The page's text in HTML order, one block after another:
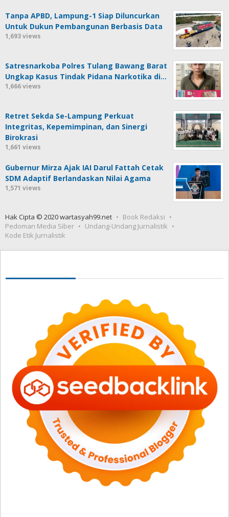
Tanpa APBD, Lampung-1 Siap Diluncurkan
Untuk Dukun Pembangunan Berbasis Data
1,693 views
Satresnarkoba Polres Tulang Bawang Barat
Ungkap Kasus Tindak Pidana Narkotika di…
1,666 views
Retret Sekda Se-Lampung Perkuat
Integritas, Kepemimpinan, dan Sinergi
Birokrasi
1,661 views
Gubernur Mirza Ajak IAI Darul Fattah Cetak
SDM Adaptif Berlandaskan Nilai Agama
1,571 views
Hak Cipta © 2020 wartasyah99.net
Book Redaksi
Pedoman Media Siber
Undang-Undang Jurnalistik
Kode Etik Jurnalistik